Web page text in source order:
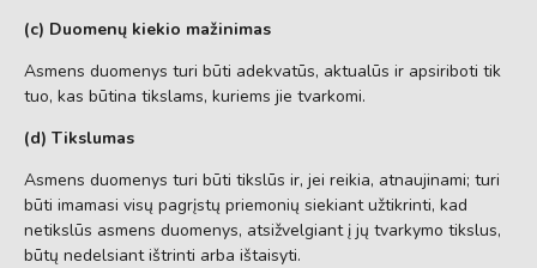
(c) Duomenų kiekio mažinimas
Asmens duomenys turi būti adekvatūs, aktualūs ir apsiriboti tik
tuo, kas būtina tikslams, kuriems jie tvarkomi.
(d) Tikslumas
Asmens duomenys turi būti tikslūs ir, jei reikia, atnaujinami; turi
būti imamasi visų pagrįstų priemonių siekiant užtikrinti, kad
netikslūs asmens duomenys, atsižvelgiant į jų tvarkymo tikslus,
būtų nedelsiant ištrinti arba ištaisyti.